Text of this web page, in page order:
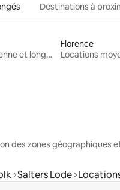
Destinations à
Locations moyenne et longue durée
Florence
des zones géographiques
Salters Lode